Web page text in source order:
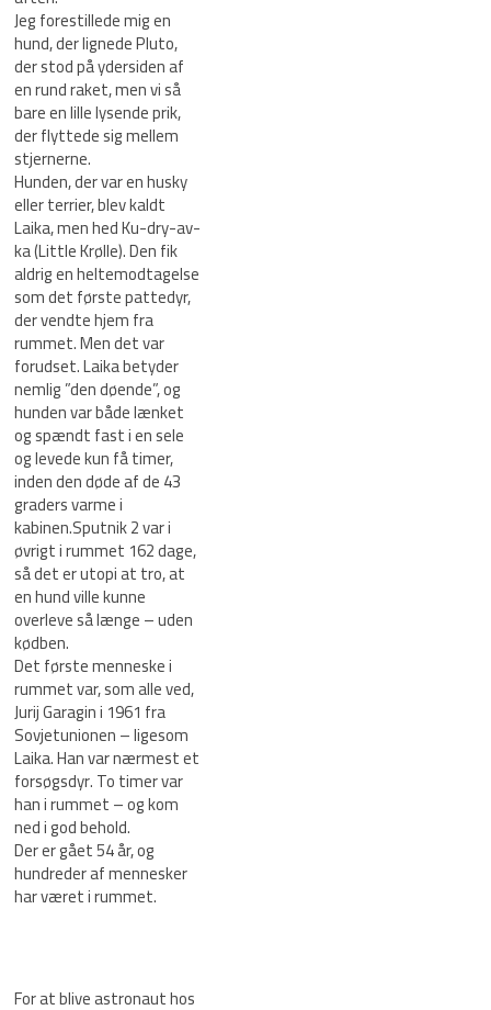
Jeg forestillede mig en
hund, der lignede Pluto,
der stod på ydersiden af
en rund raket, men vi så
bare en lille lysende prik,
der flyttede sig mellem
stjernerne.
Hunden, der var en husky
eller terrier, blev kaldt
Laika, men hed Ku-dry-av-
ka (Little Krølle). Den fik
aldrig en heltemodtagelse
som det første pattedyr,
der vendte hjem fra
rummet. Men det var
forudset. Laika betyder
nemlig ”den døende”, og
hunden var både lænket
og spændt fast i en sele
og levede kun få timer,
inden den døde af de 43
graders varme i
kabinen.Sputnik 2 var i
øvrigt i rummet 162 dage,
så det er utopi at tro, at
en hund ville kunne
overleve så længe – uden
kødben.
Det første menneske i
rummet var, som alle ved,
Jurij Garagin i 1961 fra
Sovjetunionen – ligesom
Laika. Han var nærmest et
forsøgsdyr. To timer var
han i rummet – og kom
ned i god behold.
Der er gået 54 år, og
hundreder af mennesker
har været i rummet.
For at blive astronaut hos